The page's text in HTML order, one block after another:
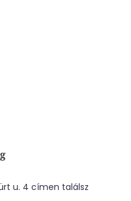
u. 4 címen találsz